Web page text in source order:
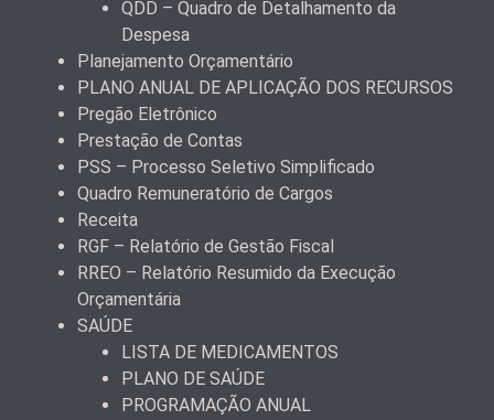
QDD – Quadro de Detalhamento da
Despesa
Planejamento Orçamentário
PLANO ANUAL DE APLICAÇÃO DOS RECURSOS
Pregão Eletrônico
Prestação de Contas
PSS – Processo Seletivo Simplificado
Quadro Remuneratório de Cargos
Receita
RGF – Relatório de Gestão Fiscal
RREO – Relatório Resumido da Execução
Orçamentária
SAÚDE
LISTA DE MEDICAMENTOS
PLANO DE SAÚDE
PROGRAMAÇÃO ANUAL